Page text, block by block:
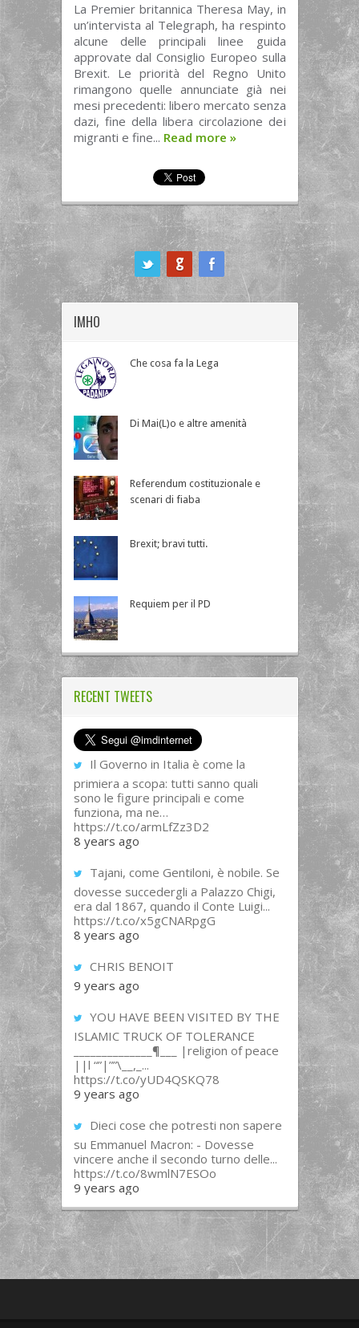
La Premier britannica Theresa May, in
un’intervista al Telegraph, ha respinto
alcune delle principali linee guida
approvate dal Consiglio Europeo sulla
Brexit. Le priorità del Regno Unito
rimangono quelle annunciate già nei
mesi precedenti: libero mercato senza
dazi, fine della libera circolazione dei
migranti e fine... Read more »
IMHO
Che cosa fa la Lega
Di Mai(L)o e altre amenità
Referendum costituzionale e
scenari di fiaba
Brexit; bravi tutti.
Requiem per il PD
RECENT TWEETS
Il Governo in Italia è come la
primiera a scopa: tutti sanno quali
sono le figure principali e come
funziona, ma ne…
https://t.co/armLfZz3D2
8 years ago
Tajani, come Gentiloni, è nobile. Se
dovesse succedergli a Palazzo Chigi,
era dal 1867, quando il Conte Luigi...
https://t.co/x5gCNARpgG
8 years ago
CHRIS BENOIT
9 years ago
YOU HAVE BEEN VISITED BY THE
ISLAMIC TRUCK OF TOLERANCE
______________¶___ |religion of peace
||l “”|””\__,_...
https://t.co/yUD4QSKQ78
9 years ago
Dieci cose che potresti non sapere
su Emmanuel Macron: - Dovesse
vincere anche il secondo turno delle...
https://t.co/8wmlN7ESOo
9 years ago